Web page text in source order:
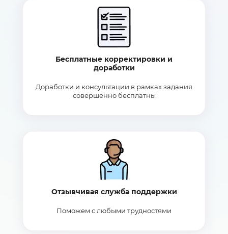
Бесплатные корректировки и
доработки
Доработки и консультации в рамках задания
совершенно бесплатны
Отзывчивая служба поддержки
Поможем с любыми трудностями